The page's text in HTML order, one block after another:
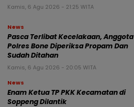
Kamis, 6 Agu 2026 - 21:25 WITA
News
Pasca Terlibat Kecelakaan, Anggota
Polres Bone Diperiksa Propam Dan
Sudah Ditahan
Kamis, 6 Agu 2026 - 20:05 WITA
News
Enam Ketua TP PKK Kecamatan di
Soppeng Dilantik